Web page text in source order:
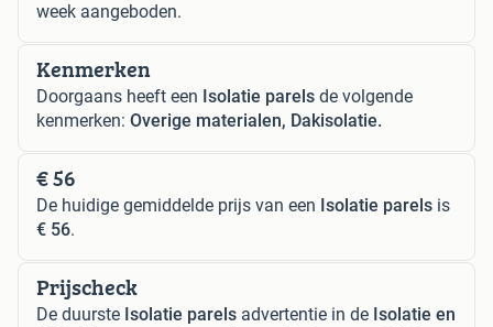
week aangeboden.
Kenmerken
Doorgaans heeft een Isolatie parels de volgende
kenmerken: Overige materialen, Dakisolatie.
€ 56
De huidige gemiddelde prijs van een Isolatie parels is
€ 56.
Prijscheck
De duurste Isolatie parels advertentie in de Isolatie en